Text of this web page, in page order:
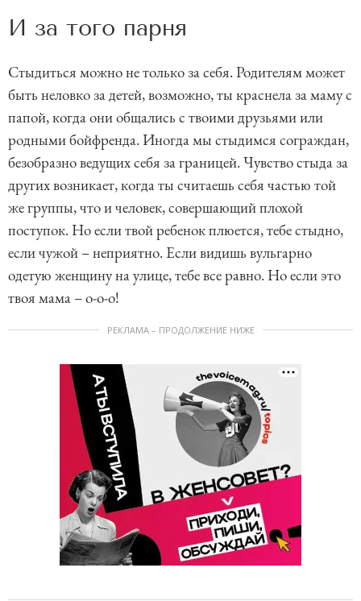
И за того парня
Стыдиться можно не только за себя. Родителям может
быть неловко за детей, возможно, ты краснела за маму с
папой, когда они общались с твоими друзьями или
родными бойфренда. Иногда мы стыдимся сограждан,
безобразно ведущих себя за границей. Чувство стыда за
других возникает, когда ты считаешь себя частью той
же группы, что и человек, совершающий плохой
поступок. Но если твой ребенок плюется, тебе стыдно,
если чужой – неприятно. Если видишь вульгарно
одетую женщину на улице, тебе все равно. Но если это
твоя мама – о-о-о!
РЕКЛАМА – ПРОДОЛЖЕНИЕ НИЖЕ